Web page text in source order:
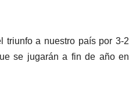
a nuestro país por 3-2
se jugarán a fin de año en